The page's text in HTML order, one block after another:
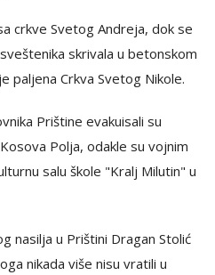
crkve Svetog Andreja, dok se
skrivala u betonskom
paljena Crkva Svetog Nikole.
Prištine evakuisali su
Polja, odakle su vojnim
salu škole "Kralj Milutin" u
nasilja u Prištini Dragan Stolić
nikada više nisu vratili u